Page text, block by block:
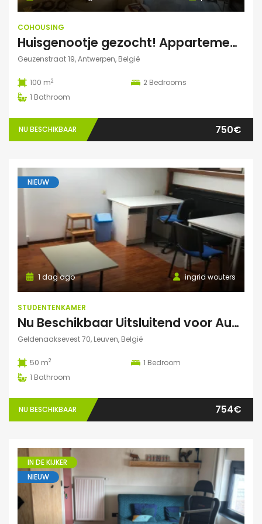
COHOUSING
Huisgenootje gezocht! Appartement aan het Marnixplein, Antwerpen Zuid
Geuzenstraat 19, Antwerpen, België
100 m2 2 Bedrooms
1 Bathroom
NU BESCHIKBAAR 750€
NIEUW
ingrid wouters
1 dag ago
STUDENTENKAMER
Nu Beschikbaar Uitsluitend voor Augustus 2026 in Leuven Studio
Geldenaaksevest 70, Leuven, België
50 m2 1 Bedroom
1 Bathroom
NU BESCHIKBAAR 754€
IN DE KIJKER
NIEUW